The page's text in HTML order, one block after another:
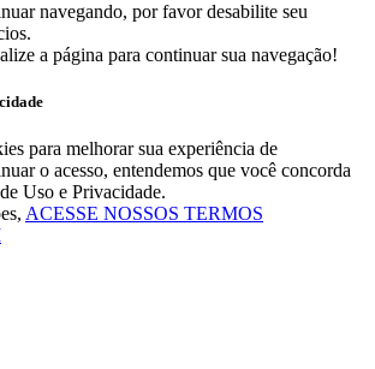
navegando, por favor desabilite seu
a página para continuar sua navegação!
para melhorar sua experiência de
o acesso, entendemos que você concorda
Uso e Privacidade.
ACESSE NOSSOS TERMOS